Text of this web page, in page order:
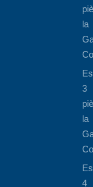
la
3
la
4